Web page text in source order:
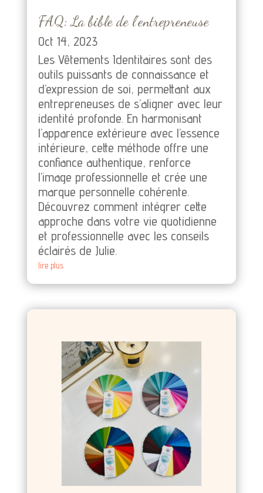
FAQ: La bible de l’entrepreneuse
Oct 14, 2023
Les Vêtements Identitaires sont des
outils puissants de connaissance et
d’expression de soi, permettant aux
entrepreneuses de s’aligner avec leur
identité profonde. En harmonisant
l’apparence extérieure avec l’essence
intérieure, cette méthode offre une
confiance authentique, renforce
l’image professionnelle et crée une
marque personnelle cohérente.
Découvrez comment intégrer cette
approche dans votre vie quotidienne
et professionnelle avec les conseils
éclairés de Julie.
lire plus